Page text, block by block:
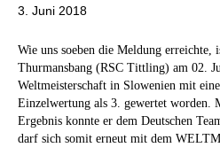
3. Juni 2018
Wie uns soeben die Meldung erreichte,
Thurmansbang (RSC Tittling) am 02.
Weltmeisterschaft in Slowenien mit
Einzelwertung als 3. gewertet worden.
Ergebnis konnte er dem Deutschen
darf sich somit erneut mit dem